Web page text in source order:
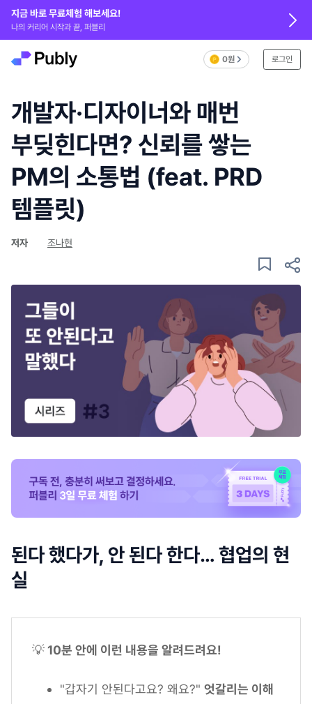
지금 바로 무료체험 해보세요!
나의 커리어 시작과 끝, 퍼블리
0원 로그인
개발자·디자이너와 매번
부딪힌다면? 신뢰를 쌓는
PM의 소통법 (feat. PRD
템플릿)
저자 조나현
된다 했다가, 안 된다 한다… 협업의 현
실
💡10분 안에 이런 내용을 알려드려요!
"갑자기 안된다고요? 왜요?" 엇갈리는 이해